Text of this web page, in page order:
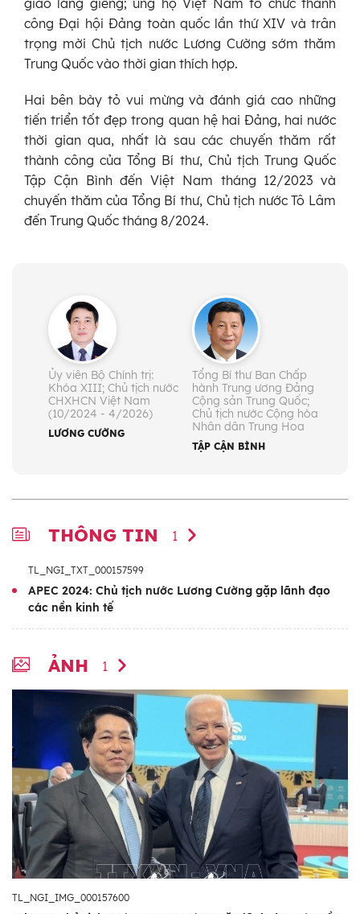
công Đại hội Đảng toàn quốc lần thứ XIV và trân
trọng mời Chủ tịch nước Lương Cường sớm thăm
Trung Quốc vào thời gian thích hợp.
Hai bên bày tỏ vui mừng và đánh giá cao những
tiến triển tốt đẹp trong quan hệ hai Đảng, hai nước
thời gian qua, nhất là sau các chuyến thăm rất
thành công của Tổng Bí thư, Chủ tịch Trung Quốc
Tập Cận Bình đến Việt Nam tháng 12/2023 và
chuyến thăm của Tổng Bí thư, Chủ tịch nước Tô Lâm
đến Trung Quốc tháng 8/2024.
Ủy viên Bộ Chính trị:
Khóa XIII; Chủ tịch nước
CHXHCN Việt Nam
(10/2024 - 4/2026)
LƯƠNG CƯỜNG
Tổng Bí thư Ban Chấp
hành Trung ương Đảng
Cộng sản Trung Quốc;
Chủ tịch nước Cộng hòa
Nhân dân Trung Hoa
TẬP CẬN BÌNH
THÔNG TIN 1
TL_NGI_TXT_000157599
APEC 2024: Chủ tịch nước Lương Cường gặp lãnh đạo
các nền kinh tế
ẢNH 1
TL_NGI_IMG_000157600